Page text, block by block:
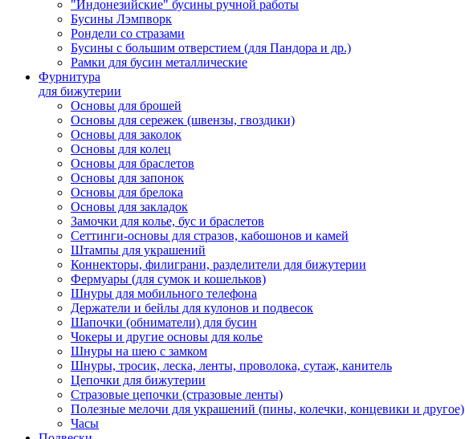
"Индонезийские" бусины ручной работы
Бусины Лэмпворк
Рондели со стразами
Бусины с большим отверстием (для Пандора и др.)
Рамки для бусин металлические
Фурнитура
для бижутерии
Основы для брошей
Основы для сережек (швензы, гвоздики)
Основы для заколок
Основы для колец
Основы для браслетов
Основы для запонок
Основы для брелока
Основы для закладок
Замочки для колье, бус и браслетов
Сеттинги-основы для стразов, кабошонов и камей
Штампы для украшений
Коннекторы, филиграни, разделители для бижутерии
Фермуары (для сумок и кошельков)
Шнуры для мобильного телефона
Держатели и бейлы для кулонов и подвесок
Шапочки (обниматели) для бусин
Чокеры и другие основы для колье
Шнуры на шею с замком
Шнуры, тросик, леска, ленты, проволока, сутаж, канитель
Цепочки для бижутерии
Стразовые цепочки (стразовые ленты)
Полезные мелочи для украшений (пины, колечки, концевики и другое)
Часы